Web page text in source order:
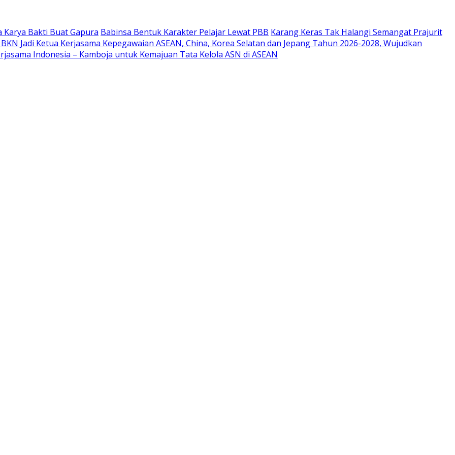
Karya Bakti Buat Gapura Babinsa Bentuk Karakter Pelajar Lewat PBB Karang Keras Tak Halangi Semangat Prajurit
Jadi Ketua Kerjasama Kepegawaian ASEAN, China, Korea Selatan dan Jepang Tahun 2026-2028, Wujudkan
Indonesia – Kamboja untuk Kemajuan Tata Kelola ASN di ASEAN